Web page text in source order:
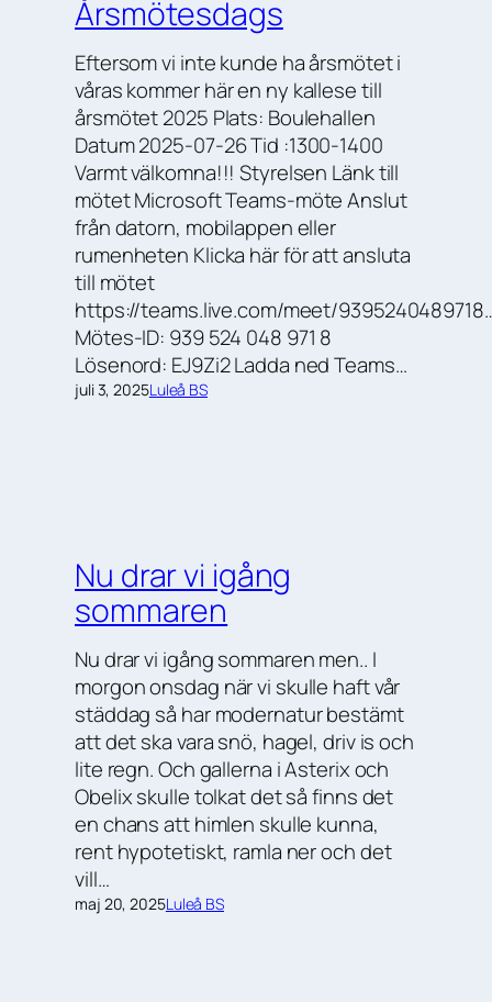
Årsmötesdags
Eftersom vi inte kunde ha årsmötet i
våras kommer här en ny kallese till
årsmötet 2025 Plats: Boulehallen
Datum 2025-07-26 Tid :1300-1400
Varmt välkomna!!! Styrelsen Länk till
mötet Microsoft Teams-möte Anslut
från datorn, mobilappen eller
rumenheten Klicka här för att ansluta
till mötet
https://teams.live.com/meet/
Mötes-ID: 939 524 048 971 8
Lösenord: EJ9Zi2 Ladda ned Teams…
juli 3, 2025Luleå BS
Nu drar vi igång
sommaren
Nu drar vi igång sommaren men.. I
morgon onsdag när vi skulle haft vår
städdag så har modernatur bestämt
att det ska vara snö, hagel, driv is och
lite regn. Och gallerna i Asterix och
Obelix skulle tolkat det så finns det
en chans att himlen skulle kunna,
rent hypotetiskt, ramla ner och det
vill…
maj 20, 2025Luleå BS